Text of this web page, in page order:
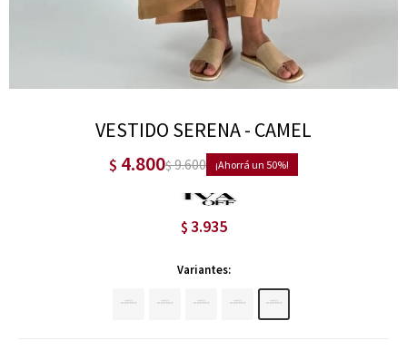
VESTIDO SERENA - CAMEL
$ 4.800$9.600 50
$ 3.935
Variantes: